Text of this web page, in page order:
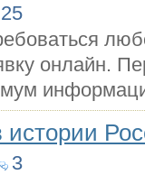
25
онлайн.
истории
3